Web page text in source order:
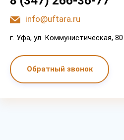
info@uftara.ru
г. Уфа, ул. Коммунистическая, 80
Обратный звонок